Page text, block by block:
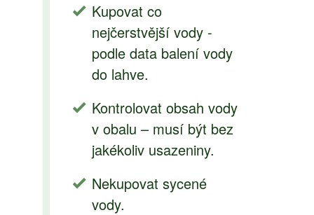
Kupovat co
nejčerstvější vody -
podle data balení vody
do lahve.
Kontrolovat obsah vody
v obalu – musí být bez
jakékoliv usazeniny.
Nekupovat sycené
vody.